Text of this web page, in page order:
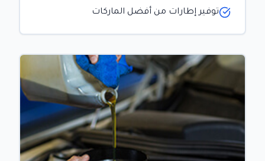
توفير إطارات من أفضل الماركات